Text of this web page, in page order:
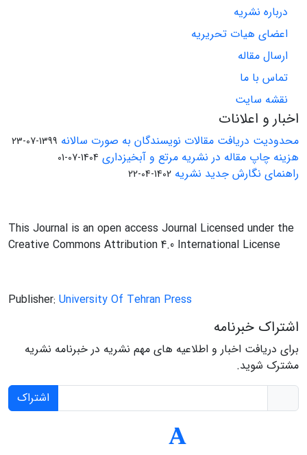
درباره نشریه
اعضای هیات تحریریه
ارسال مقاله
تماس با ما
نقشه سایت
اخبار و اعلانات
محدودیت دریافت مقالات نویسندگان به صورت سالانه 1399-07-23
هزینه چاپ مقاله در نشریه مرتع و آبخیزداری 1404-07-01
راهنمای نگارش جدید نشریه 1402-04-22
This Journal is an open access Journal Licensed under the
Creative Commons Attribution 4.0 International License
Publisher: University Of Tehran Press
اشتراک خبرنامه
برای دریافت اخبار و اطلاعیه های مهم نشریه در خبرنامه نشریه
مشترک شوید.
اشتراک